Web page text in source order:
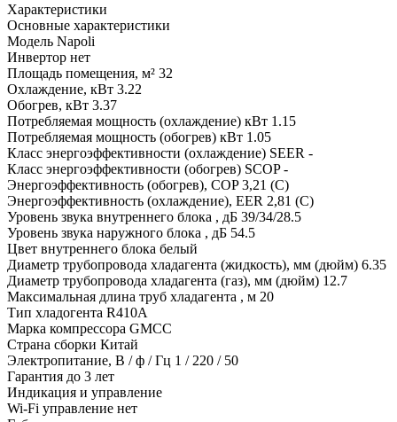
Характеристики
Основные характеристики
Модель Napoli
Инвертор нет
Площадь помещения, м² 32
Охлаждение, кВт 3.22
Обогрев, кВт 3.37
Потребляемая мощность (охлаждение) кВт 1.15
Потребляемая мощность (обогрев) кВт 1.05
Класс энергоэффективности (охлаждение) SEER -
Класс энергоэффективности (обогрев) SCOP -
Энергоэффективность (обогрев), COP3,21 (C)
Энергоэффективность (охлаждение), EER 2,81 (C)
Уровень звука внутреннего блока , дБ 39/34/28.5
Уровень звука наружного блока , дБ 54.5
Цвет внутреннего блока белый
Диаметр трубопровода хладагента (жидкость), мм (дюйм) 6.35
Диаметр трубопровода хладагента (газ), мм (дюйм) 12.7
Максимальная длина труб хладагента , м 20
Тип хладогента R410A
Марка компрессора GMCC
Страна сборки Китай
Электропитание, В / ф / Гц 1 / 220 / 50
Гарантия до 3 лет
Индикация и управление
Wi-Fi управление нет